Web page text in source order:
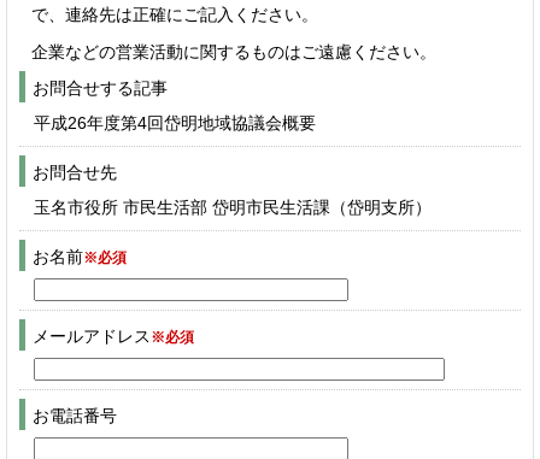
で、連絡先は正確にご記入ください。
企業などの営業活動に関するものはご遠慮ください。
お問合せする記事
平成26年度第4回岱明地域協議会概要
お問合せ先
玉名市役所 市民生活部 岱明市民生活課（岱明支所）
お名前※必須
メールアドレス ※必須
お電話番号